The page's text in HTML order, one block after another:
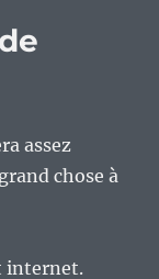
assez
chose à
internet.